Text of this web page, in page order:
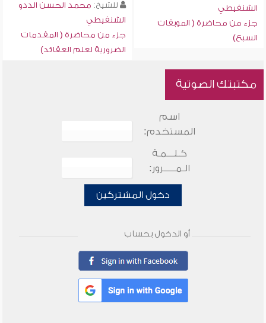
الشنقيطي
جزء من محاضرة ( الموبقات
السبع)
للشيخ: محمد الحسن الددو
الشنقيطي
جزء من محاضرة ( المقدمات
الضرورية لعلم العقائد)
مكتبتك الصوتية
اسم
المستخدم:
كـلـــمـة
الـمـــــرور:
دخول المشتركين
أو الدخول بحساب